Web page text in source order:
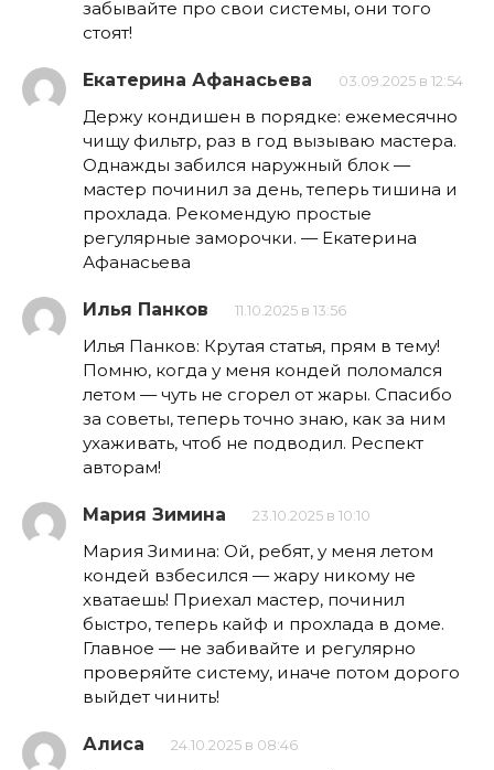
забывайте про свои системы, они того
стоят!
Екатерина Афанасьева 03.09.2025 в 12:54
Держу кондишен в порядке: ежемесячно
чищу фильтр, раз в год вызываю мастера.
Однажды забился наружный блок —
мастер починил за день, теперь тишина и
прохлада. Рекомендую простые
регулярные заморочки. — Екатерина
Афанасьева
Илья Панков 11.10.2025 в 13:56
Илья Панков: Крутая статья, прям в тему!
Помню, когда у меня кондей поломался
летом — чуть не сгорел от жары. Спасибо
за советы, теперь точно знаю, как за ним
ухаживать, чтоб не подводил. Респект
авторам!
Мария Зимина 23.10.2025 в 10:10
Мария Зимина: Ой, ребят, у меня летом
кондей взбесился — жару никому не
хватаешь! Приехал мастер, починил
быстро, теперь кайф и прохлада в доме.
Главное — не забивайте и регулярно
проверяйте систему, иначе потом дорого
выйдет чинить!
Алиса 24.10.2025 в 08:46